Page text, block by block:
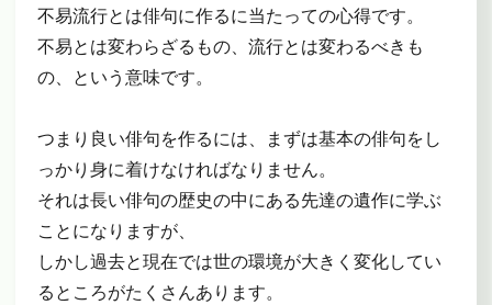
不易流行とは俳句に作るに当たっての心得です。
不易とは変わらざるもの、流行とは変わるべきも
の、という意味です。
つまり良い俳句を作るには、まずは基本の俳句をし
っかり身に着けなければなりません。
それは長い俳句の歴史の中にある先達の遺作に学ぶ
ことになりますが、
しかし過去と現在では世の環境が大きく変化してい
るところがたくさんあります。